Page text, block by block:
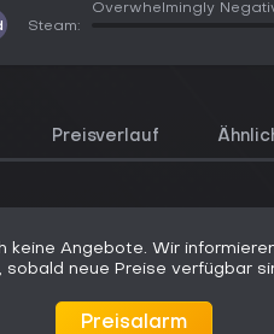
Steam:
Overwhelmingly
Preisverlauf
keine Angebote. Wir
sobald neue Preise verfügbar
Preisalarm